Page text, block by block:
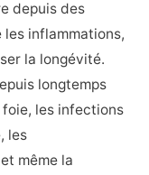
depuis des
les inflammations,
la longévité.
longtemps
les infections
les
même la